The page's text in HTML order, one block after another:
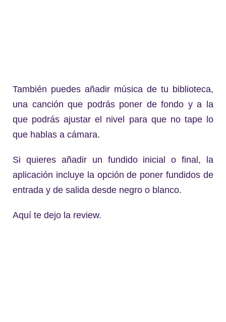
También puedes añadir música de tu biblioteca,
una canción que podrás poner de fondo y a la
que podrás ajustar el nivel para que no tape lo
que hablas a cámara.
Si quieres añadir un fundido inicial o final, la
aplicación incluye la opción de poner fundidos de
entrada y de salida desde negro o blanco.
Aquí te dejo la review.